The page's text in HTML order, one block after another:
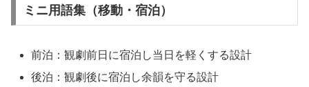
ミニ用語集（移動・宿泊）
前泊：観劇前日に宿泊し当日を軽くする設計
後泊：観劇後に宿泊し余韻を守る設計